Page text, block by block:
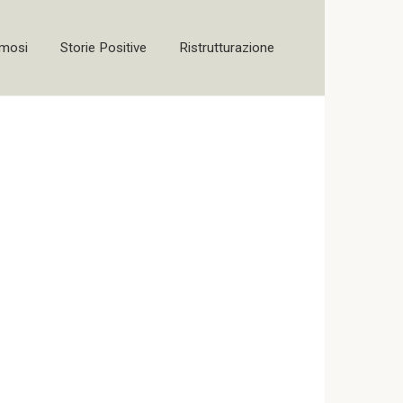
Storie Positive Ristrutturazione